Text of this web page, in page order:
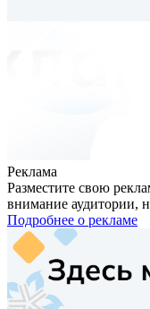
Реклама
Разместите свою
внимание аудитории,
Подробнее о рекламе